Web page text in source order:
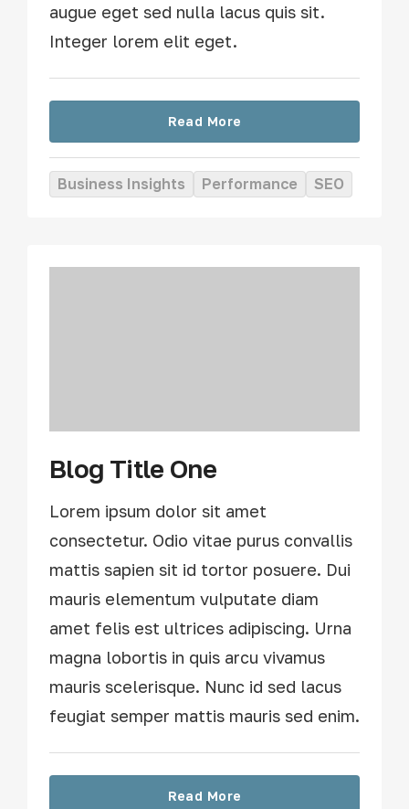
augue eget sed nulla lacus quis sit.
Integer lorem elit eget.
Read More
Business Insights Performance SEO
Blog Title One
Lorem ipsum dolor sit amet
consectetur. Odio vitae purus convallis
mattis sapien sit id tortor posuere. Dui
mauris elementum vulputate diam
amet felis est ultrices adipiscing. Urna
magna lobortis in quis arcu vivamus
mauris scelerisque. Nunc id sed lacus
feugiat semper mattis mauris sed enim.
Read More